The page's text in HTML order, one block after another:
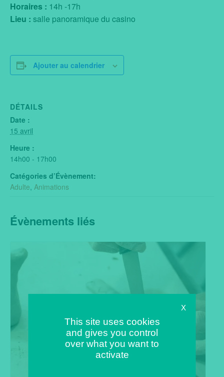
Horaires : 14h -17h
Lieu : salle panoramique du casino
Ajouter au calendrier
DÉTAILS
Date :
15 avril
Heure :
14h00 - 17h00
Catégories d’Évènement:
Adulte, Animations
Évènements liés
X
This site uses cookies
and gives you control
over what you want to
activate